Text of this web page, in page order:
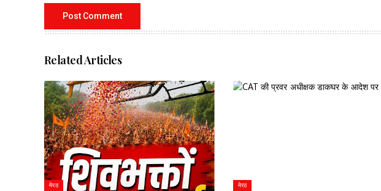
Related Articles
मेरठ मेरठ